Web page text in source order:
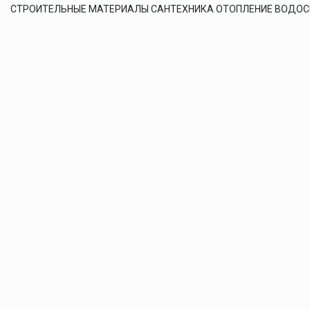
СТРОИТЕЛЬНЫЕ МАТЕРИАЛЫ САНТЕХНИКА ОТОПЛЕНИЕ